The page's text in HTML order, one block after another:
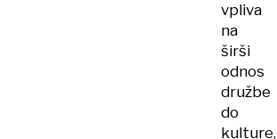
vpliva
na
širši
odnos
družbe
do
kulture,